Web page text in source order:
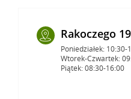
Rakoczego
Poniedziałek: 10:30-
Wtorek-Czwartek:
Piątek: 08:30-16:00